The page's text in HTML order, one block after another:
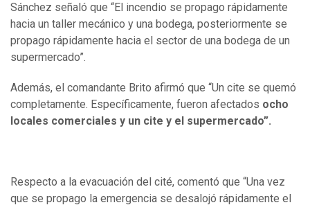
Sánchez señaló que “El incendio se propago rápidamente
hacia un taller mecánico y una bodega, posteriormente se
propago rápidamente hacia el sector de una bodega de un
supermercado”.
Además, el comandante Brito afirmó que “Un cite se quemó
completamente. Específicamente, fueron afectados ocho
locales comerciales y un cite y el supermercado”.
Respecto a la evacuación del cité, comentó que “Una vez
que se propago la emergencia se desalojó rápidamente el